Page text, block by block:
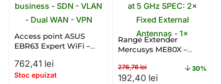
Access point ASUS
EBR63 Expert WiFi –
WiFi 6 – AX
762,41 lei
Stoc epuizat
Range Extender
Mercusys ME80X –
WI – FI
276,76lei
Prețul inițial a fost:
192,40 leiPrețul curent
30%